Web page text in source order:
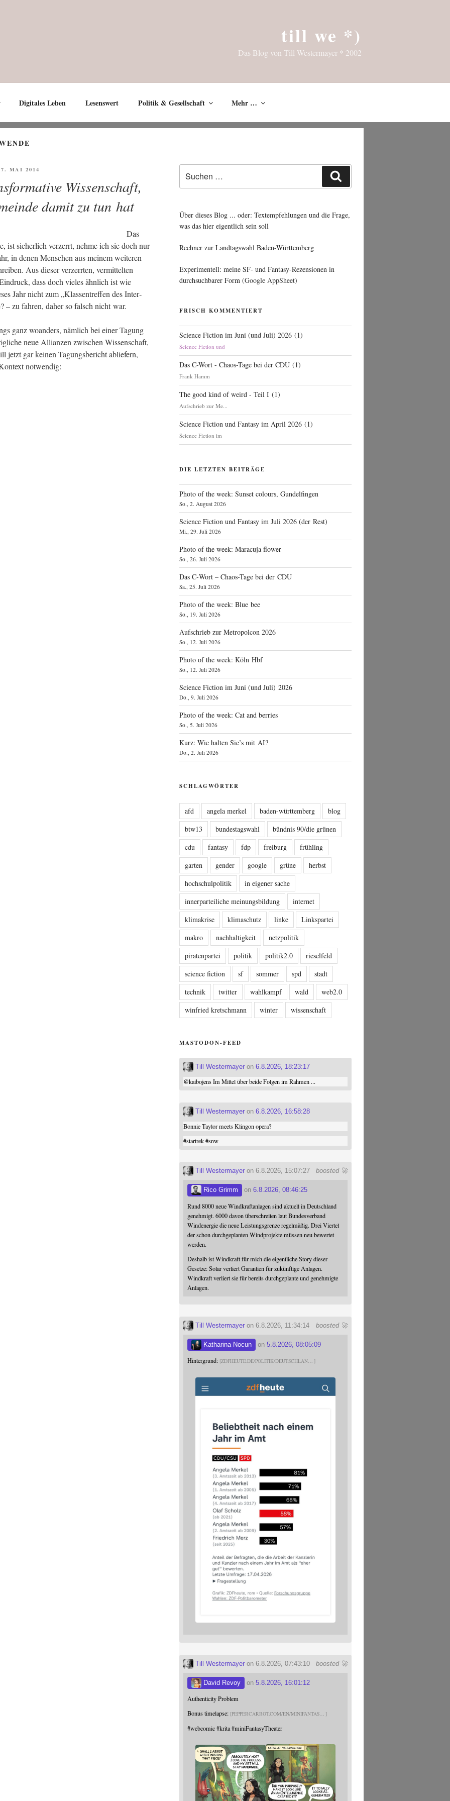
till we *)
Das Blog von Till Westermayer * 2002
Digitales Leben Lesenswert Politik & Gesellschaft Mehr …
MAI 2014
Wissenschaft,
damit zu tun hat
Das
ist sicher­lich ver­zerrt, neh­me ich sie doch nur
in denen Men­schen aus mei­nem wei­te­ren
Aus die­ser ver­zerr­ten, ver­mit­tel­ten
dass doch vie­les ähn­lich ist wie
Jahr nicht zum „Klas­sen­tref­fen des Inter­
– zu fah­ren, daher so falsch nicht war.
ganz woan­ders, näm­lich bei einer Tagung
neue Alli­an­zen zwi­schen Wis­sen­schaft,
gar kei­nen Tagungs­be­richt ablie­fern,
notwendig:
Suche
nach:
Über dieses Blog ... oder: Textempfehlungen und die Frage,
was das hier eigentlich sein soll
Rechner zur Landtagswahl Baden-Württemberg
Experimentell: meine SF- und Fantasy-Rezensionen in
durchsuchbarer Form (Google AppSheet)
FRISCH KOMMENTIERT
Science Fiction im Juni (und Juli) 2026 (1)
Science Fiction und
Das C-Wort - Chaos-Tage bei der CDU (1)
Frank Hamm
The good kind of weird - Teil I (1)
Aufschrieb zur Me...
Science Fiction und Fantasy im April 2026 (1)
Science Fiction im
DIE LETZTEN BEITRÄGE
Photo of the week: Sunset colours, Gundelfingen
So., 2. August 2026
Science Fiction und Fantasy im Juli 2026 (der Rest)
Mi., 29. Juli 2026
Photo of the week: Maracuja flower
So., 26. Juli 2026
Das C‑Wort – Chaos-Tage bei der CDU
Sa., 25. Juli 2026
Photo of the week: Blue bee
So., 19. Juli 2026
Aufschrieb zur Metropolcon 2026
So., 12. Juli 2026
Photo of the week: Köln Hbf
So., 12. Juli 2026
Science Fiction im Juni (und Juli) 2026
Do., 9. Juli 2026
Photo of the week: Cat and berries
So., 5. Juli 2026
Kurz: Wie halten Sie’s mit AI?
Do., 2. Juli 2026
SCHLAGWÖRTER
afd angela merkel baden-württemberg
blog
btw13
bundestagswahl
bündnis 90/die grünen
cdu
fantasy fdp freiburg
frühling
garten
gender google grüne
herbst
hochschulpolitik
in eigener sache
innerparteiliche meinungsbildung
internet
klimakrise
klimaschutz linke
Linkspartei
makro
nachhaltigkeit
netzpolitik
piratenpartei
politik politik2.0
rieselfeld
science fiction
sf sommer spd
stadt
technik
twitter wahlkampf wald
web2.0
winfried kretschmann
winter wissenschaft
MASTODON-FEED
Till Westermayer on6.8.2026, 18:23:17
@kaibojensIm Mittel über beide Folgen im Rahmen ...
Till Westermayer on6.8.2026, 16:58:28
Bonnie Taylor meets Klingon opera?
#startrek #snw
boosted 🚀
Till Westermayer on 6.8.2026, 15:07:27
Rico Grimm on6.8.2026, 08:46:25
Rund 8000 neue Windkraftanlagen sind aktuell in Deutschland
genehmigt. 6000 davon überschreiten laut Bundesverband
Windenergie die neue Leistungsgrenze regelmäßig. Drei Viertel
der schon durchgeplanten Windprojekte müssen neu bewertet
werden.
Deshalb ist Windkraft für mich die eigentliche Story dieser
Gesetze: Solar verliert Garantien für zukünftige Anlagen.
Windkraft verliert sie für bereits durchgeplante und genehmigte
Anlagen.
boosted 🚀
Till Westermayer on 6.8.2026, 11:34:14
Katharina Nocun on5.8.2026, 08:05:09
Hintergrund: ZDFHEUTE.DE/POLITIK/DEUTSCHLAN
boosted 🚀
Till Westermayer on 6.8.2026, 07:43:10
David Revoy on5.8.2026, 16:01:12
Authenticity Problem
Bonus timelapse: PEPPERCARROT.COM/EN/MINIFANTAS
#webcomic #krita#miniFantasyTheater